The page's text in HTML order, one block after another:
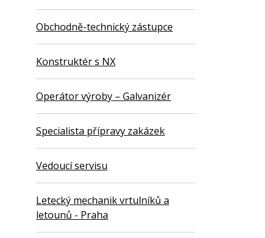
Obchodně-technický zástupce
Konstruktér s NX
Operátor výroby – Galvanizér
Specialista přípravy zakázek
Vedoucí servisu
Letecký mechanik vrtulníků a
letounů - Praha